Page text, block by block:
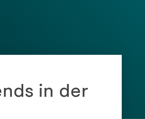
in der